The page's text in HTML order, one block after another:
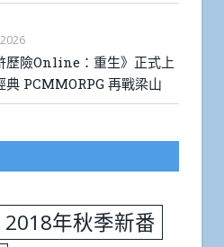
歷險Online：重生》正式上
典 PCMMORPG 再戰梁山
2018年秋季新番